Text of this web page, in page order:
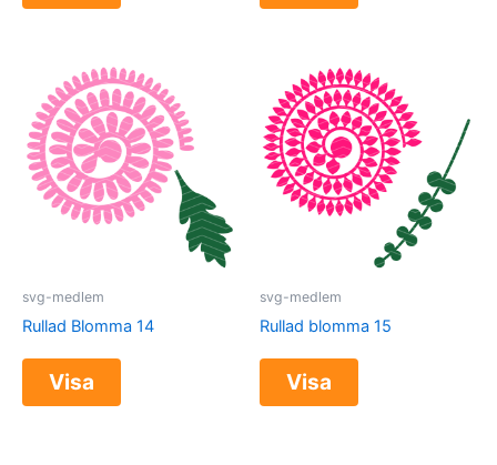
svg-medlem
Rullad Blomma 14
Visa
svg-medlem
Rullad blomma 15
Visa